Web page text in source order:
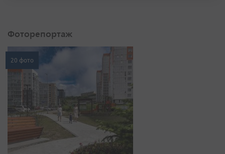
Фоторепортаж
20 фото